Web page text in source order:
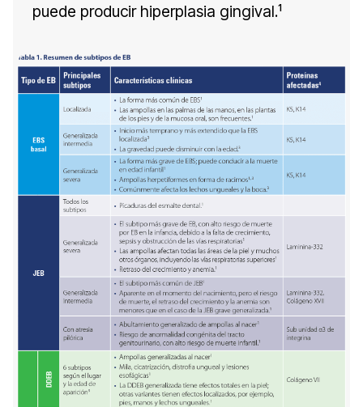
puede producir hiperplasia gingival.¹